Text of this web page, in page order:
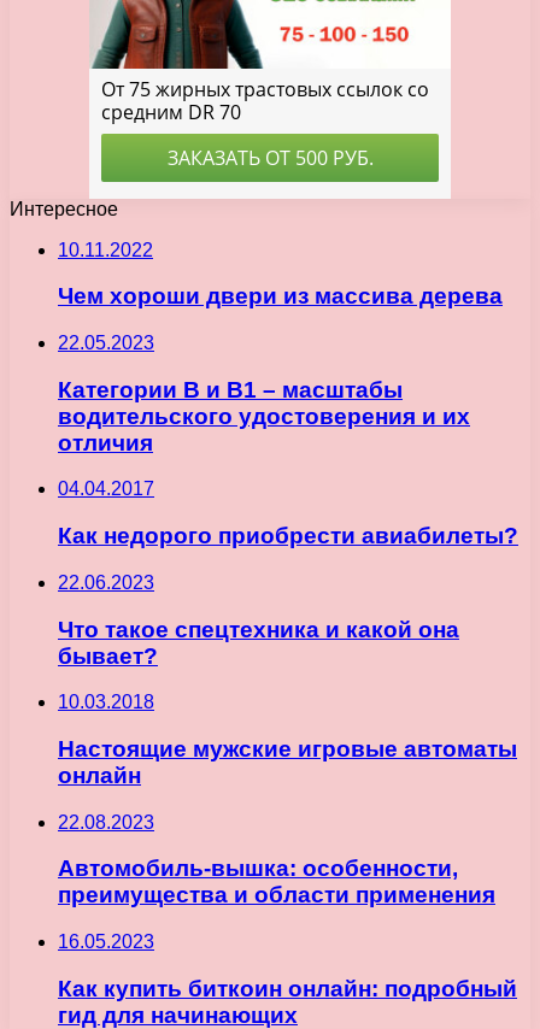
Интересное
10.11.2022
Чем хороши двери из массива дерева
22.05.2023
Категории B и B1 – масштабы
водительского удостоверения и их
отличия
04.04.2017
Как недорого приобрести авиабилеты?
22.06.2023
Что такое спецтехника и какой она
бывает?
10.03.2018
Настоящие мужские игровые автоматы
онлайн
22.08.2023
Автомобиль-вышка: особенности,
преимущества и области применения
16.05.2023
Как купить биткоин онлайн: подробный
гид для начинающих